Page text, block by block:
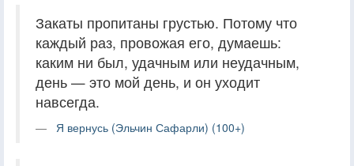
Закаты пропитаны грустью. Потому что
каждый раз, провожая его, думаешь:
каким ни был, удачным или неудачным,
день — это мой день, и он уходит
навсегда.
Я вернусь (Эльчин Сафарли) (100+)